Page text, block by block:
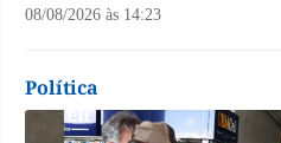
08/08/2026 às 14:23
Política